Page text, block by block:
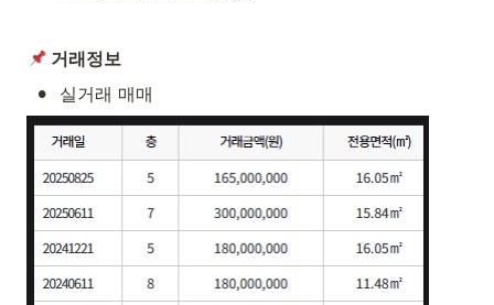
거래정보
• 실거래 매매